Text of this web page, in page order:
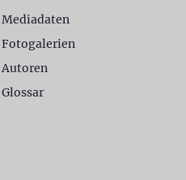
Mediadaten
Fotogalerien
Autoren
Glossar